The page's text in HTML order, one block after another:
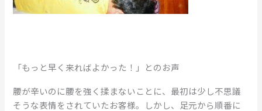
「もっと早く来ればよかった！」とのお声
腰が辛いのに腰を強く揉まないことに、最初は少し不思議
そうな表情をされていたお客様。しかし、足元から順番に